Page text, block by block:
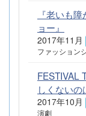
『老いも
ョー』
2017年11月
ファッション
FESTIVAL
しくないの
2017年10月
演劇